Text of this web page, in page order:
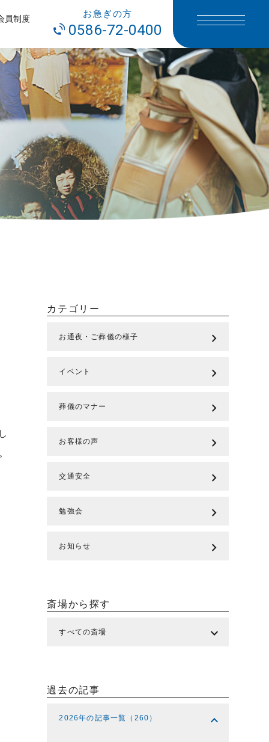
員制度 お急ぎの方
0586-72-0400
カテゴリー
お通夜・ご葬儀の様子 chevron_right
イベント chevron_right
葬儀のマナー chevron_right
お客様の声 chevron_right
交通安全 chevron_right
勉強会 chevron_right
お知らせ chevron_right
斎場から探す
すべての斎場 expand_more
過去の記事
2026年の記事一覧（260） expand_more